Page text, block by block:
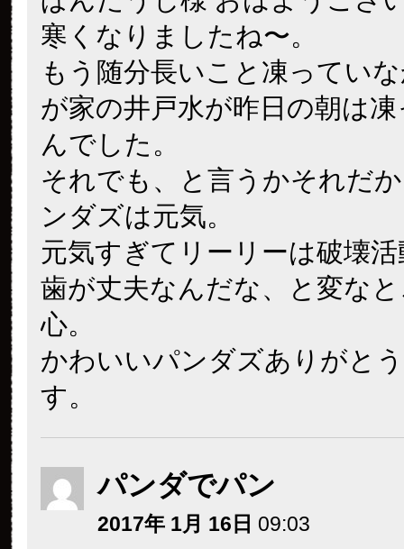
寒くなりましたね〜。
もう随分長いこと凍ってい
が家の井戸水が昨日の朝は
んでした。
それでも、と言うかそれだ
ンダズは元気。
元気すぎてリーリーは破壊
歯が丈夫なんだな、と変な
心。
かわいいパンダズありがと
す。
パンダでパン
2017年 1月 16日 09:03